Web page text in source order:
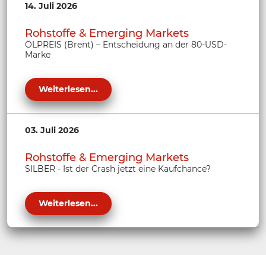
14. Juli 2026
Rohstoffe & Emerging Markets
ÖLPREIS (Brent) – Entscheidung an der 80-USD-
Marke
Weiterlesen...
03. Juli 2026
Rohstoffe & Emerging Markets
SILBER - Ist der Crash jetzt eine Kaufchance?
Weiterlesen...